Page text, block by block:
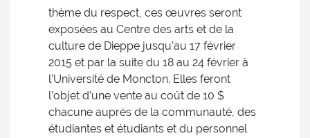
thème du respect, ces œuvres seront
exposées au Centre des arts et de la
culture de Dieppe jusqu’au 17 février
2015 et par la suite du 18 au 24 février à
l’Université de Moncton. Elles feront
l’objet d’une vente au coût de 10 $
chacune auprès de la communauté, des
étudiantes et étudiants et du personnel